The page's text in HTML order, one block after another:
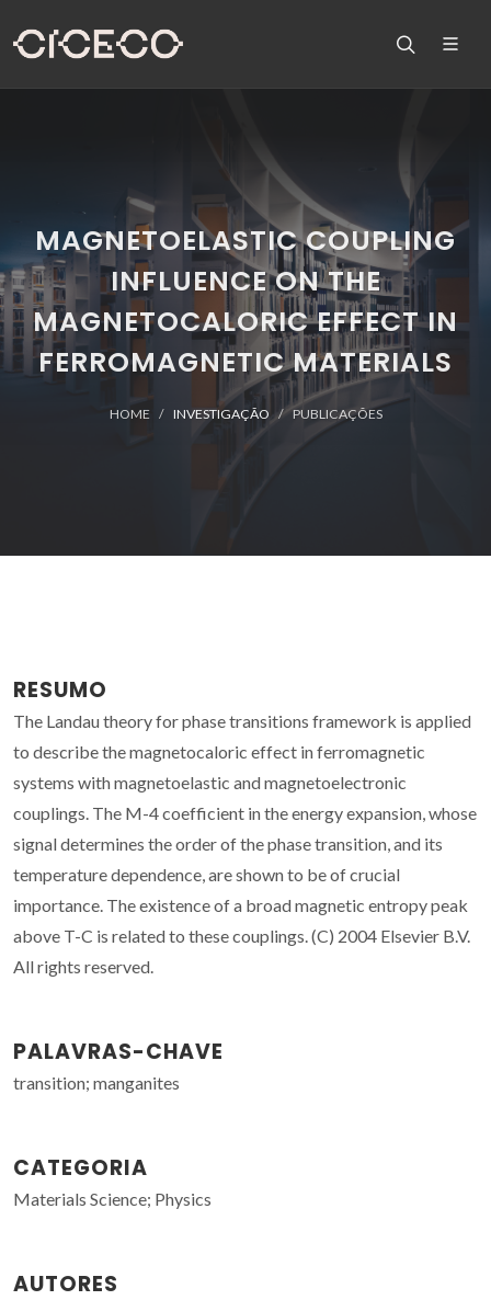
MAGNETOELASTIC COUPLING
INFLUENCE ON THE
MAGNETOCALORIC EFFECT IN
FERROMAGNETIC MATERIALS
HOME INVESTIGAÇÃO PUBLICAÇÕES
RESUMO
The Landau theory for phase transitions framework is applied
to describe the magnetocaloric effect in ferromagnetic
systems with magnetoelastic and magnetoelectronic
couplings. The M-4 coefficient in the energy expansion, whose
signal determines the order of the phase transition, and its
temperature dependence, are shown to be of crucial
importance. The existence of a broad magnetic entropy peak
above T-C is related to these couplings. (C) 2004 Elsevier B.V.
All rights reserved.
PALAVRAS-CHAVE
transition; manganites
CATEGORIA
Materials Science; Physics
AUTORES